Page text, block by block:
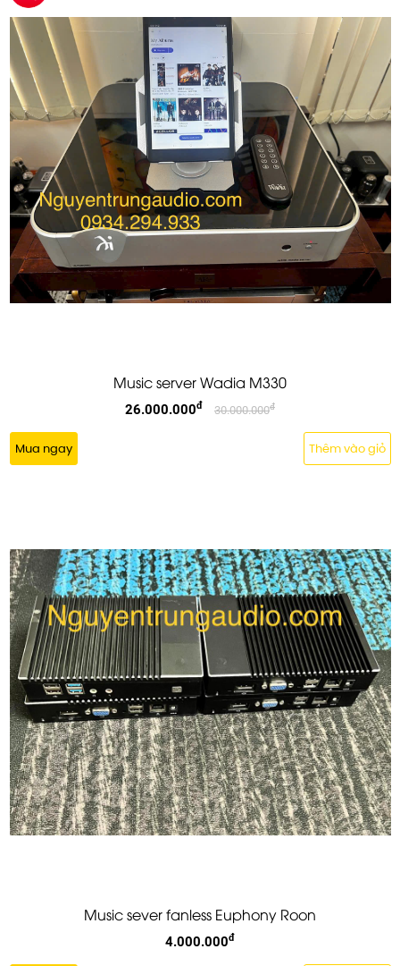
Music server Wadia M330
26.000.000đ 30.000.000đ
Mua ngay Thêm vào giỏ
Music sever fanless Euphony Roon
4.000.000đ